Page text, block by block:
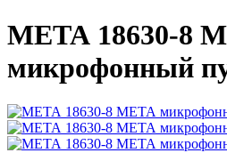
МЕТА 18630-8
микрофонный